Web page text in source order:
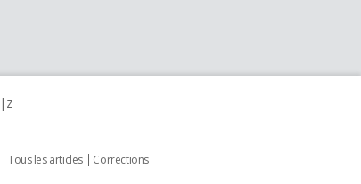
z
Tous les articles
Corrections